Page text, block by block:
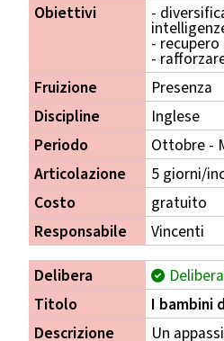
Obiettivi
-
-
-
Fruizione
Presenza
Discipline
Inglese
Periodo
Ottobre -
Articolazione
5 giorni/
Costo
gratuito
Responsabile
Vincenti
Delibera
Titolo
I bambini
Descrizione
Un